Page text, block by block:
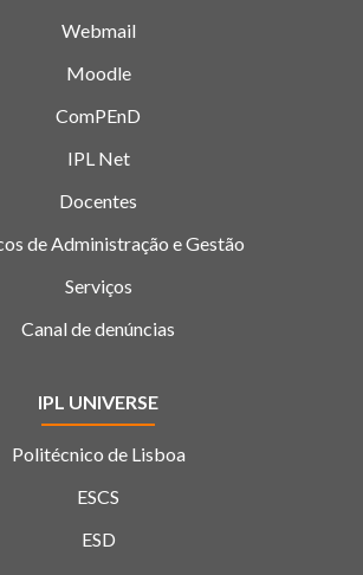
Webmail
Moodle
ComPEnD
IPL Net
Docentes
de Administração e Gestão
Serviços
Canal de denúncias
IPL UNIVERSE
Politécnico de Lisboa
ESCS
ESD